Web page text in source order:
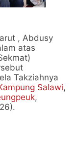
, Abdusy
atas
Takziahnya
Salawi,
,